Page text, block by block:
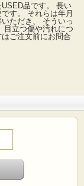
品です。 長い
す。 それらは年月
ただき、 そういっ
目立つ傷や汚れにつ
ご注文前にお問合